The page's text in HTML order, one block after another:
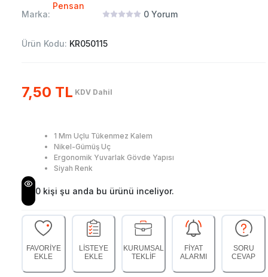
Marka:
Pensan
0 Yorum
Ürün Kodu: KR050115
7,50 TL KDV Dahil
1 Mm Uçlu Tükenmez Kalem
Nikel-Gümüş Uç
Ergonomik Yuvarlak Gövde Yapısı
Siyah Renk
0 kişi şu anda bu ürünü inceliyor.
FAVORİYE
EKLE
LİSTEYE
EKLE
KURUMSAL
TEKLİF
FİYAT
ALARMI
SORU
CEVAP